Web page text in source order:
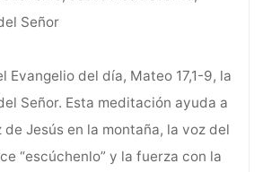
Señor
Evangelio del día, Mateo 17,1-9, la
Señor. Esta meditación ayuda a
Jesús en la montaña, la voz del
“escúchenlo” y la fuerza con la